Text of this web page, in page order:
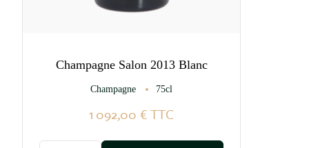
Comtesse de Lalande, à Pauillac ainsi que la Maison de
Champagne Salon 2013 Blanc
Champagne 75cl
1 092,00 €TTC